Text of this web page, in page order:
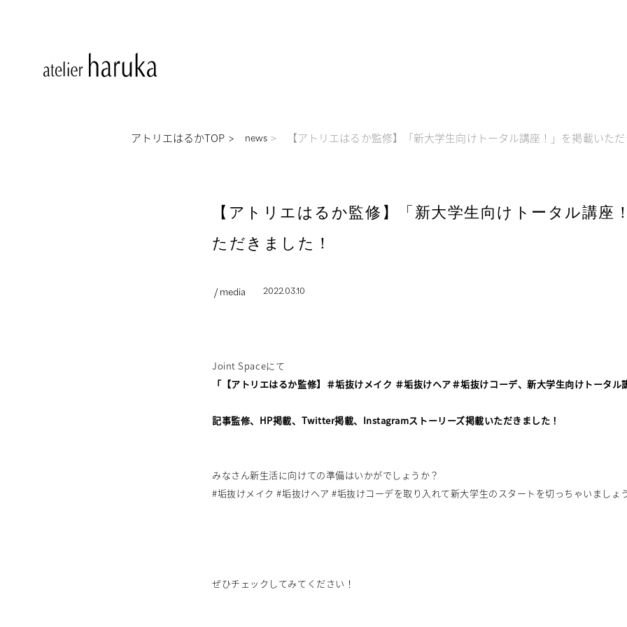
アトリエはるかTOP news 【アトリエはるか監修】「新大学生向けトータル講座！」を掲載いただ
【アトリエはるか監修】「新大学生向けトータル講座
ただきました！
/ media 2022.03.10
Joint Spaceにて
「【アトリエはるか監修】＃垢抜けメイク ＃垢抜けヘア＃垢抜けコーデ、新大学生向けトータル
記事監修、HP掲載、Twitter掲載、Instagramストーリーズ掲載いただきました！
みなさん新生活に向けての準備はいかがでしょうか？
#垢抜けメイク #垢抜けヘア #垢抜けコーデを取り入れて新大学生のスタートを切っちゃいましょ
ぜひチェックしてみてください！